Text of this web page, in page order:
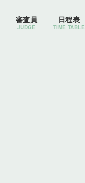
審査員
JUDGE
日程表
TIME TABLE